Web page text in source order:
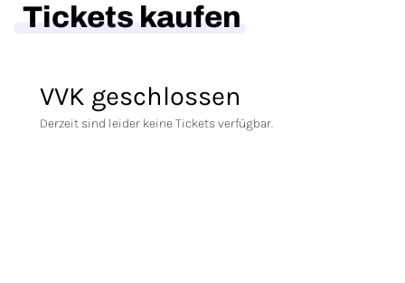
Tickets kaufen
VVK geschlossen
Derzeit sind leider keine Tickets verfügbar.